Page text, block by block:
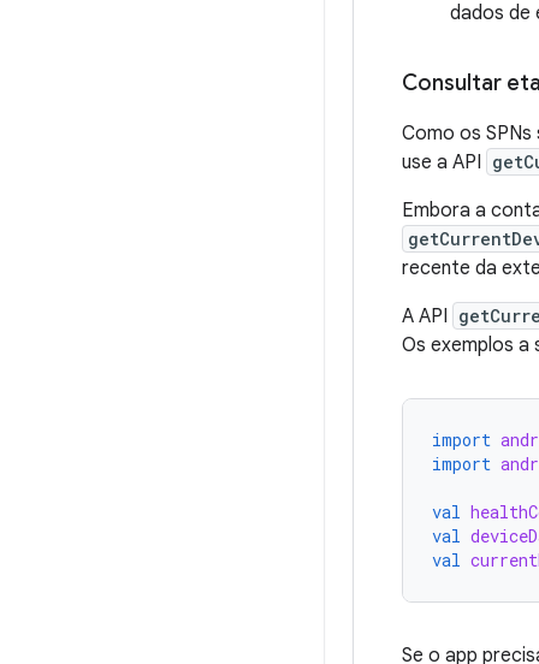
dados de
Consultar
Como os
use a API
Embora a
recente da
A API
Os exemplos a
import
import
val
val
val
Se o app